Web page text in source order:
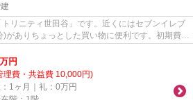
リニティ世田谷」です。近くにはセブンイレブ
がありちょっとした買い物に便利です。初期費用
万円
理費・共益費 10,000円)
1ヶ月｜礼：0万円